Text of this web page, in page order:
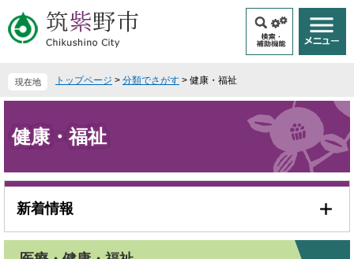
ー
ジ
ニ
ュ
文
へ
現在地 トップページ > 分類でさがす > 健康・福祉
健康・福祉
新着情報